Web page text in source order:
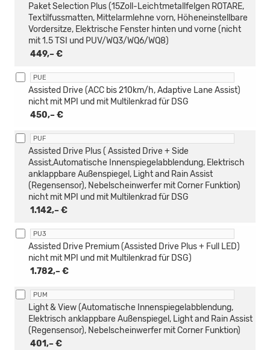
449,– €
Paket Selection Plus (15Zoll-Leichtmetallfelgen ROTARE,
Textilfussmatten, Mittelarmlehne vorn, Höheneinstellbare
Vordersitze, Elektrische Fenster hinten und vorne (nicht
mit 1.5 TSI und PUV/WQ3/WQ6/WQ8)
PUE
450,– €
Assisted Drive (ACC bis 210km/h, Adaptive Lane Assist)
nicht mit MPI und mit Multilenkrad für DSG
PUF
1.142,– €
Assisted Drive Plus ( Assisted Drive + Side
Assist,Automatische Innenspiegelabblendung, Elektrisch
anklappbare Außenspiegel, Light and Rain Assist
(Regensensor), Nebelscheinwerfer mit Corner Funktion)
nicht mit MPI und mit Multilenkrad für DSG
PU3
1.782,– €
Assisted Drive Premium (Assisted Drive Plus + Full LED)
nicht mit MPI und mit Multilenkrad für DSG)
PUM
401,– €
Light & View (Automatische Innenspiegelabblendung,
Elektrisch anklappbare Außenspiegel, Light and Rain Assist
(Regensensor), Nebelscheinwerfer mit Corner Funktion)